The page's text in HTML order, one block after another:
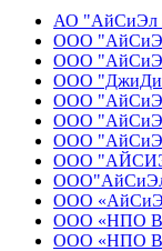
АО
ООО
ООО
ООО
ООО
ООО "АйСиЭл
ООО
ООО
ООО"АйСиЭл
ООО
ООО «НПО
ООО «НПО